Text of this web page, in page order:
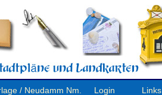
/ Neudamm Nm. Login Links